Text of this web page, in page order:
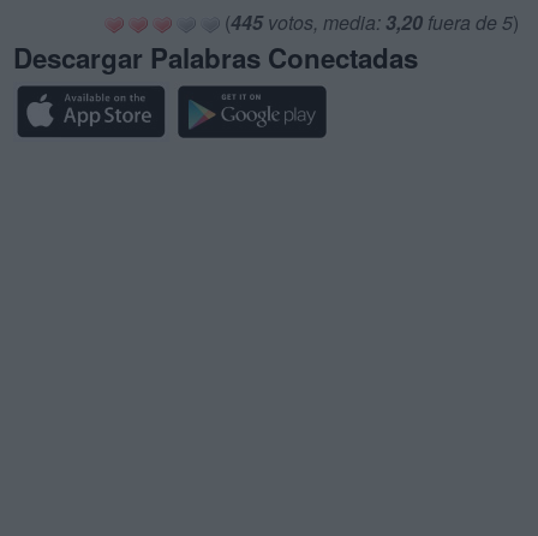
(445votos, media: 3,20 fuera de 5)
Descargar Palabras Conectadas